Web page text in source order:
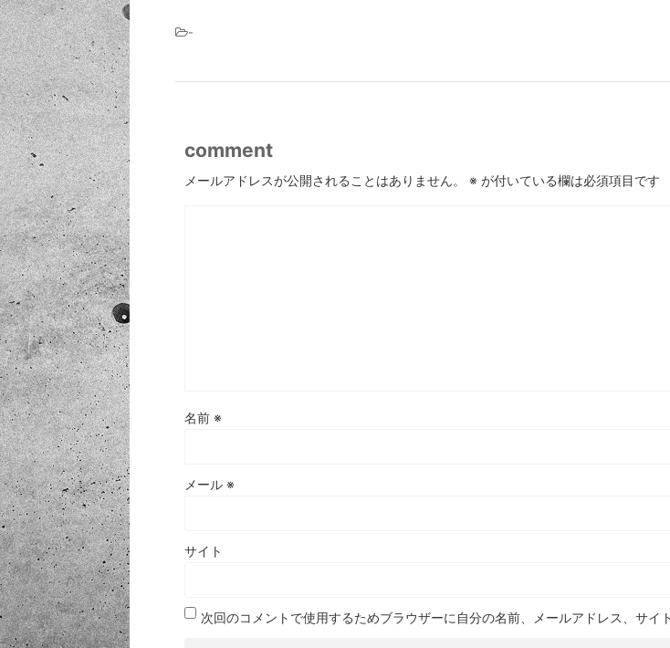
-
comment
メールアドレスが公開されることはありません。 ※ が付いている欄は必須項目です
名前 ※
メール ※
サイト
次回のコメントで使用するためブラウザーに自分の名前、メールアドレス、サイ